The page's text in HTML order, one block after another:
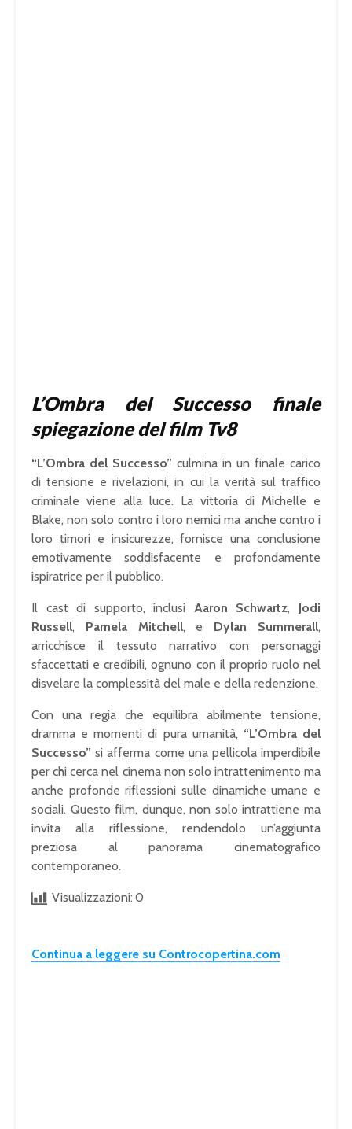
L’Ombra del Successo finale
spiegazione del film Tv8
“L’Ombra del Successo” culmina in un finale carico
di tensione e rivelazioni, in cui la verità sul traffico
criminale viene alla luce. La vittoria di Michelle e
Blake, non solo contro i loro nemici ma anche contro i
loro timori e insicurezze, fornisce una conclusione
emotivamente soddisfacente e profondamente
ispiratrice per il pubblico.
Il cast di supporto, inclusi Aaron Schwartz, Jodi
Russell, Pamela Mitchell, e Dylan Summerall,
arricchisce il tessuto narrativo con personaggi
sfaccettati e credibili, ognuno con il proprio ruolo nel
disvelare la complessità del male e della redenzione.
Con una regia che equilibra abilmente tensione,
dramma e momenti di pura umanità, “L’Ombra del
Successo” si afferma come una pellicola imperdibile
per chi cerca nel cinema non solo intrattenimento ma
anche profonde riflessioni sulle dinamiche umane e
sociali. Questo film, dunque, non solo intrattiene ma
invita alla riflessione, rendendolo un’aggiunta
preziosa al panorama cinematografico
contemporaneo.
Visualizzazioni: 0
Continua a leggere su Controcopertina.com